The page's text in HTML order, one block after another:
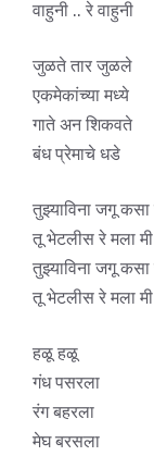
वाहुनी .. रे वाहुनी
जुळते तार जुळले
एकमेकांच्या मध्ये
गाते अन शिकवते
बंध प्रेमाचे धडे
तुझ्याविना जगू कसा
तू भेटलीस रे मला
तुझ्याविना जगू कसा
तू भेटलीस रे मला
हळू हळू
गंध पसरला
रंग बहरला
मेघ बरसला